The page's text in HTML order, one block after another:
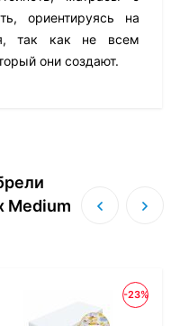
ориентируясь на
так как не всем
они создают.
Medium
-23%